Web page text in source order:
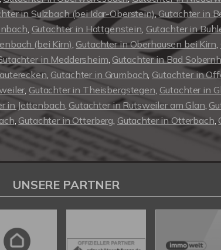
in Sulzbach (bei Idar-Oberstein),Gutachter in
, Gutachter in Hattgenstein, Gutachter in
(bei Kirn), Gutachter in Oberhausen bei Kirn,
in Meddersheim, Gutachter in Bad
, Gutachter in Grumbach, Gutachter in
, Gutachter in Theisbergstegen, Gutachter in
in Jettenbach, Gutachter in Rutsweiler am Glan,
,Gutachter in Otterberg, Gutachter in Otterbach,
UNSERE PARTNER